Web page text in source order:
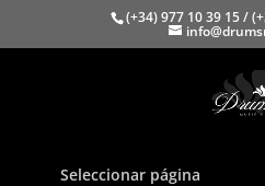
(+34) 977 10 39 15 /
Seleccionar página